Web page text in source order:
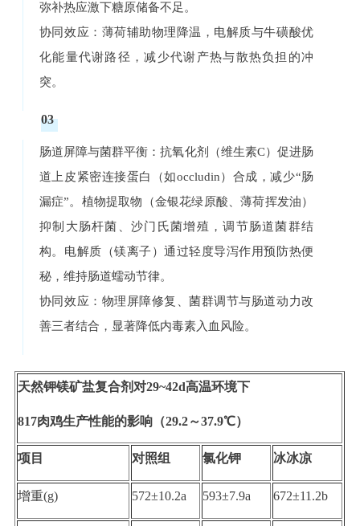
弥补热应激下糖原储备不足。
协同效应：薄荷辅助物理降温，电解质与牛磺酸优
化能量代谢路径，减少代谢产热与散热负担的冲
突。
03
肠道屏障与菌群平衡：抗氧化剂（维生素C）促进肠
道上皮紧密连接蛋白（如occludin）合成，减少“肠
漏症”。植物提取物（金银花绿原酸、薄荷挥发油）
抑制大肠杆菌、沙门氏菌增殖，调节肠道菌群结
构。电解质（镁离子）通过轻度导泻作用预防热便
秘，维持肠道蠕动节律。
协同效应：物理屏障修复、菌群调节与肠道动力改
善三者结合，显著降低内毒素入血风险。
天然钾镁矿盐复合剂对29~42d高温环境下
817肉鸡生产性能的影响（29.2～37.9℃）
项目 对照组 氯化钾 冰冰凉
增重(g) 572±10.2a 593±7.9a 672±11.2b